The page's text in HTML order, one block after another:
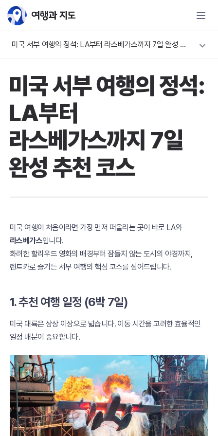
미국 서부 여행의 정석: LA부터 라스베가스까지 7일 완성 추천 코스
미국 서부 여행의 정석:
LA부터
라스베가스까지 7일
완성 추천 코스
미국 여행이 처음이라면 가장 먼저 떠올리는 곳이 바로 LA와
라스베가스입니다.
화려한 할리우드 영화의 배경부터 잠들지 않는 도시의 야경까지,
렌트카로 즐기는 서부 여행의 핵심 코스를 짚어드립니다.
1. 추천 여행 일정 (6박 7일)
미국 대륙은 상상 이상으로 넓습니다. 이동 시간을 고려한 효율적인
일정 배분이 중요합니다.